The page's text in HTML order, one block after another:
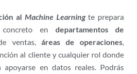
al Machine Learningte prepara
en departamentos de
ventas, áreas de operaciones,
al cliente y cualquier rol donde
apoyarse en datos reales. Podrás